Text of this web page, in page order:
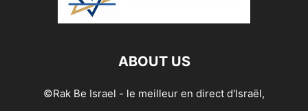
ABOUT US
©Rak Be Israel - le meilleur en direct d'Israël,